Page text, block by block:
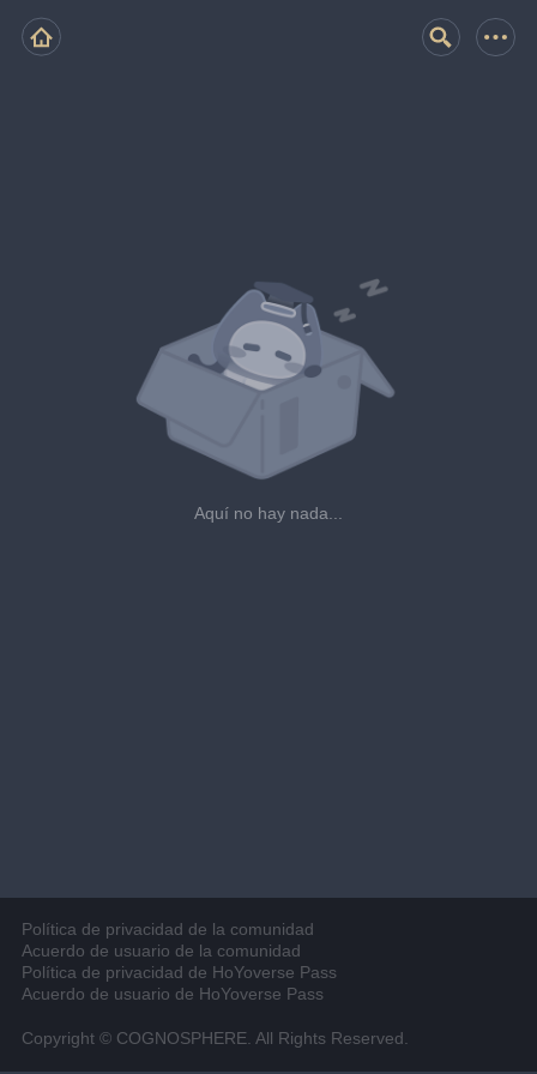
Aquí no hay nada...
Política de privacidad de la comunidad
Acuerdo de usuario de la comunidad
Política de privacidad de HoYoverse Pass
Acuerdo de usuario de HoYoverse Pass
Copyright © COGNOSPHERE. All Rights Reserved.